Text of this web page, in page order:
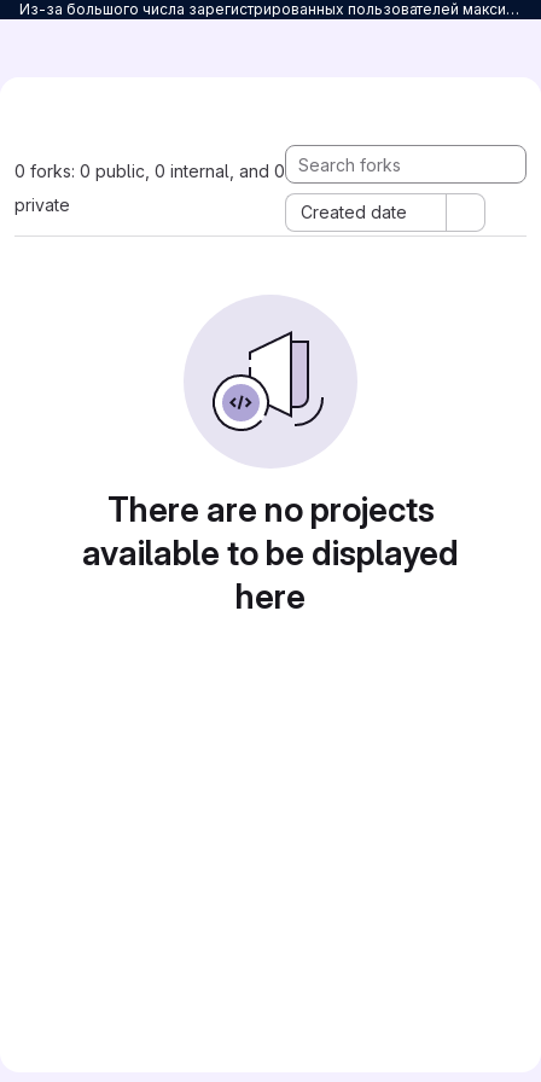
Из-за большого числа зарегистрированных пользователей максимальное количество персональных проектов ограничено до 3. Для снятия ограничений на количество проектов заполните
0 forks: 0 public, 0 internal, and 0
private
Created date
There are no projects
available to be displayed
here